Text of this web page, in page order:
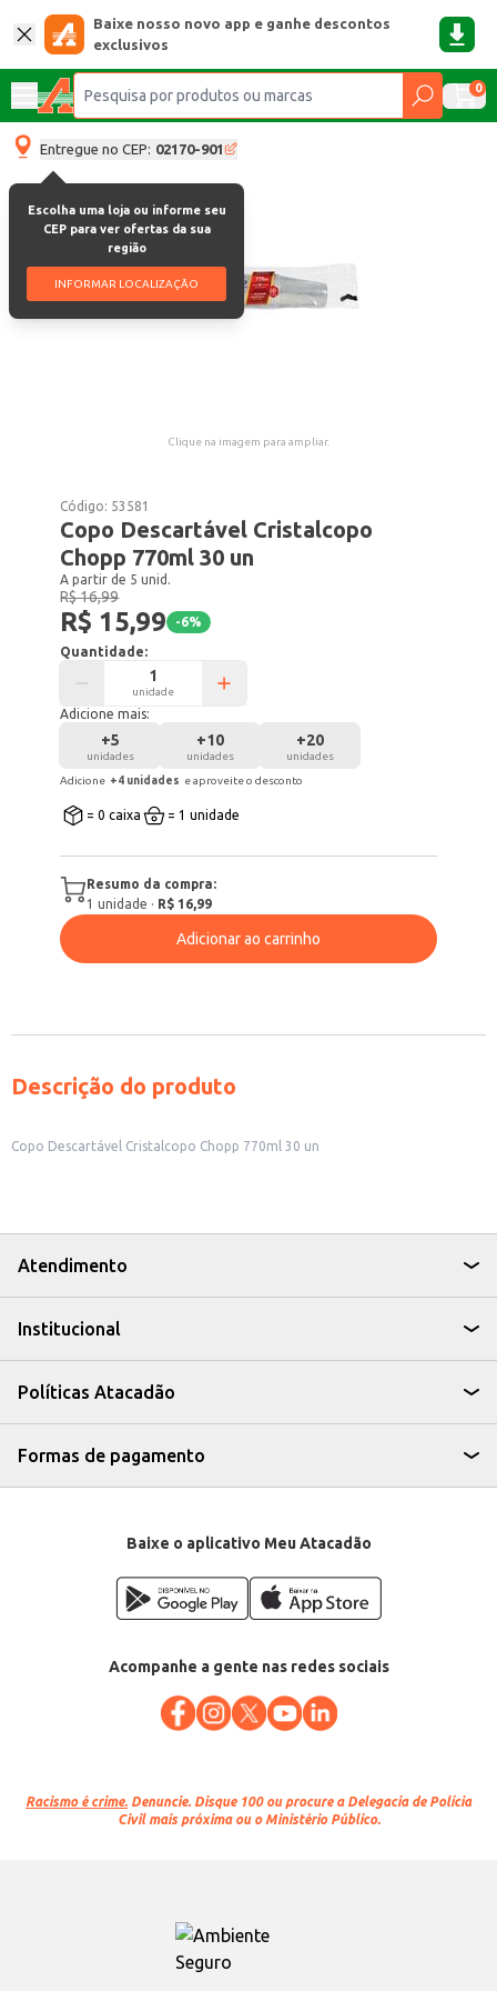
Baixe nosso novo app e ganhe descontos
exclusivos
0
Entregue no CEP: 02170-901
Escolha uma loja ou informe seu
CEP para ver ofertas da sua
região
INFORMAR LOCALIZAÇÃO
Clique na imagem para ampliar.
Código: 53581
Copo Descartável Cristalcopo
Chopp 770ml 30 un
A partir de 5 unid.
R$ 16,99
R$ 15,99 -6%
Quantidade:
unidade
Adicione mais:
+5
unidades
+10
unidades
+20
unidades
Adicione +4 unidades e aproveite o desconto
= 0 caixa = 1 unidade
Resumo da compra:
1 unidade · R$ 16,99
Adicionar ao carrinho
Descrição do produto
Copo Descartável Cristalcopo Chopp 770ml 30 un
Atendimento
Institucional
Políticas Atacadão
Formas de pagamento
Baixe o aplicativo Meu Atacadão
Acompanhe a gente nas redes sociais
Racismo é crime. Denuncie. Disque 100 ou procure a Delegacia de Polícia
Civil mais próxima ou o Ministério Público.